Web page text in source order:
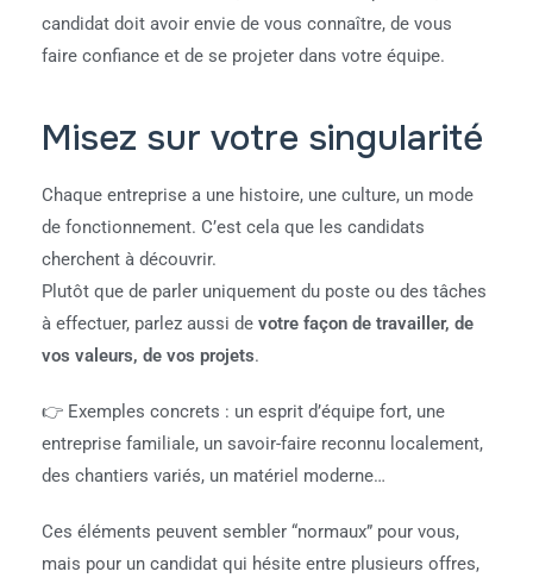
candidat doit avoir envie de vous connaître, de vous
faire confiance et de se projeter dans votre équipe.
Misez sur votre singularité
Chaque entreprise a une histoire, une culture, un mode
de fonctionnement. C’est cela que les candidats
cherchent à découvrir.
Plutôt que de parler uniquement du poste ou des tâches
à effectuer, parlez aussi de votre façon de travailler, de
vos valeurs, de vos projets.
👉 Exemples concrets : un esprit d’équipe fort, une
entreprise familiale, un savoir-faire reconnu localement,
des chantiers variés, un matériel moderne…
Ces éléments peuvent sembler “normaux” pour vous,
mais pour un candidat qui hésite entre plusieurs offres,